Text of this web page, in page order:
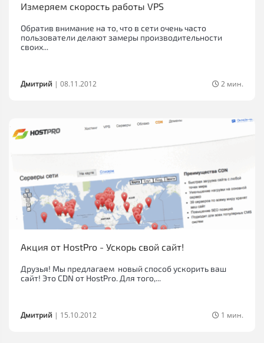
Измеряем скорость работы VPS
Обратив внимание на то, что в сети очень часто
пользователи делают замеры производительности
своих...
Дмитрий | 08.11.2012 2 мин.
Акция от HostPro - Ускорь свой сайт!
Друзья! Мы предлагаем новый способ ускорить ваш
сайт! Это CDN от HostPro. Для того,...
Дмитрий | 15.10.2012 1 мин.